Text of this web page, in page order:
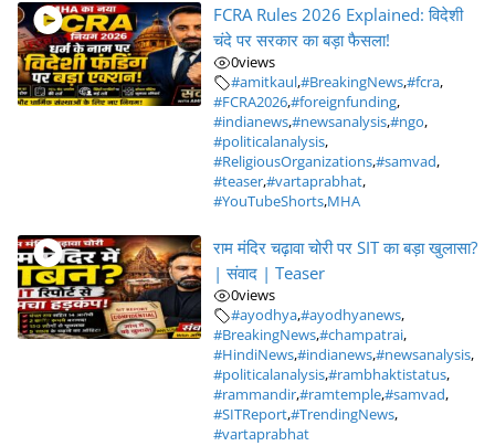
FCRA Rules 2026 Explained: विदेशी
चंदे पर सरकार का बड़ा फैसला!
0views
#amitkaul,#BreakingNews,#fcra,
#FCRA2026,#foreignfunding,
#indianews,#newsanalysis,#ngo,
#politicalanalysis,
#ReligiousOrganizations,#samvad,
#teaser,#vartaprabhat,
#YouTubeShorts,MHA
राम मंदिर चढ़ावा चोरी पर SIT का बड़ा खुलासा?
| संवाद | Teaser
0views
#ayodhya,#ayodhyanews,
#BreakingNews,#champatrai,
#HindiNews,#indianews,#newsanalysis,
#politicalanalysis,#rambhaktistatus,
#rammandir,#ramtemple,#samvad,
#SITReport,#TrendingNews,
#vartaprabhat